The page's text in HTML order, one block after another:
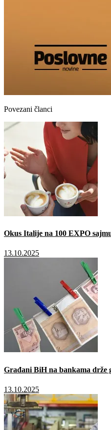
Povezani članci
Okus Italije na 100 EXPO
13.10.2025
Građani BiH na bankama drže
13.10.2025